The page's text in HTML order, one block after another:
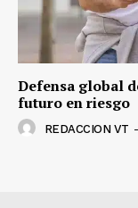
Defensa global
futuro en riesgo
REDACCION VT -